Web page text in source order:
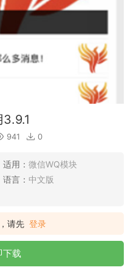
941 0
适用： 微信WQ模块
语言： 中文版
请先 登录
下载